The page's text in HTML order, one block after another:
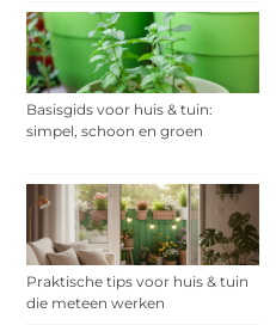
Basisgids voor huis & tuin:
simpel, schoon en groen
Praktische tips voor huis & tuin
die meteen werken